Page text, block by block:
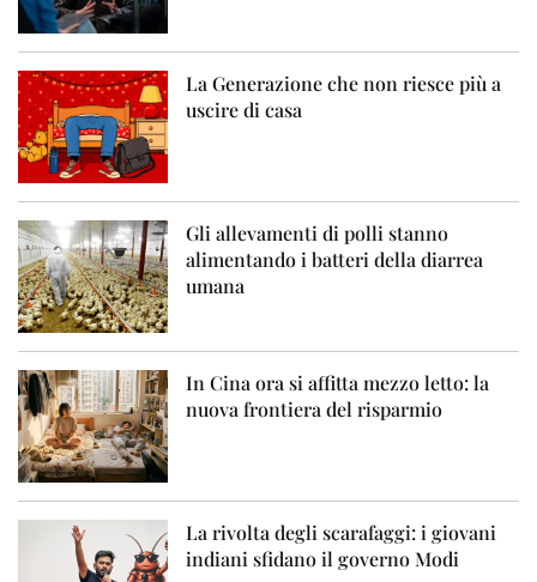
La Generazione che non riesce più a
uscire di casa
Gli allevamenti di polli stanno
alimentando i batteri della diarrea
umana
In Cina ora si affitta mezzo letto: la
nuova frontiera del risparmio
La rivolta degli scarafaggi: i giovani
indiani sfidano il governo Modi